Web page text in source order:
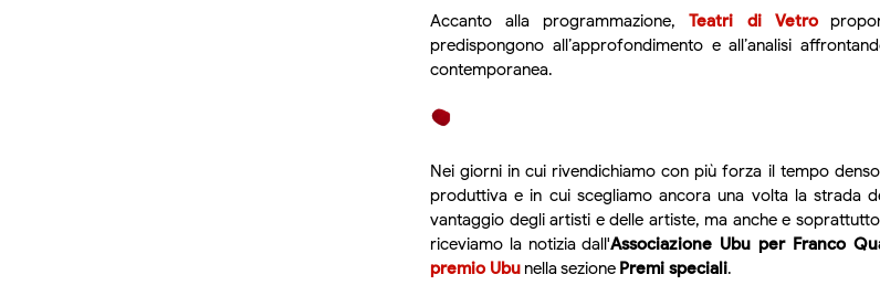
Accanto alla programmazione, Teatri di Vetro
predispongono all’approfondimento e all’analisi
contemporanea.
Nei giorni in cui rivendichiamo con più forza il tempo
produttiva e in cui scegliamo ancora una volta la strada
vantaggio degli artisti e delle artiste, ma anche e
riceviamo la notizia dall'Associazione Ubu per Franco
premio Ubu nella sezione Premi speciali.